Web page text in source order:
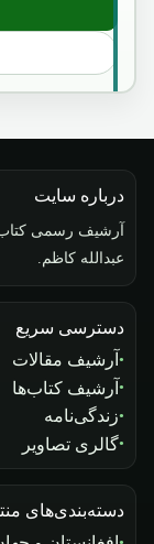
درباره سایت
آرشیف رسمی
عبدالله کاظم.
دسترسی سریع
آرشیف مقالات
آرشیف کتاب‌ها
زندگی‌نامه
گالری تصاویر
دسته‌بندی‌های